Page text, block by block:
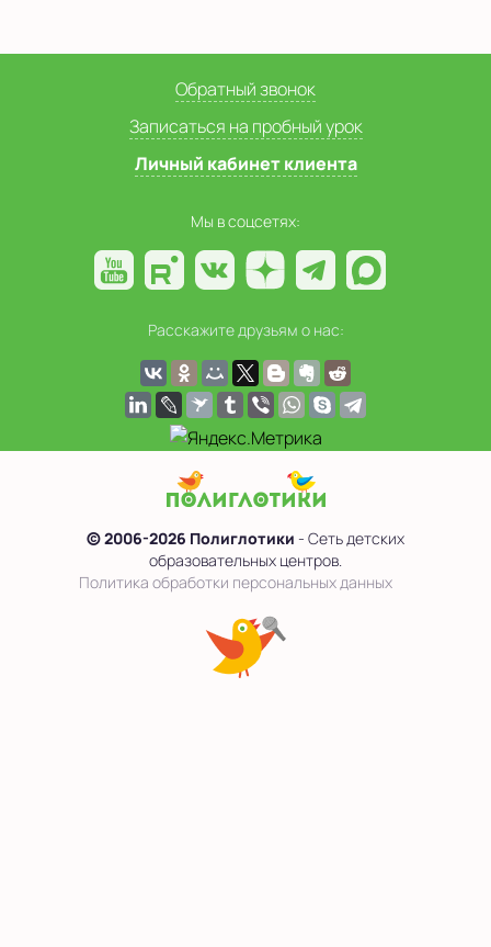
Обратный звонок
Записаться на пробный урок
Личный кабинет клиента
Мы в соцсетях:
Расскажите друзьям о нас:
© 2006-2026 Полиглотики - Сеть детских
образовательных центров.
Политика обработки персональных данных